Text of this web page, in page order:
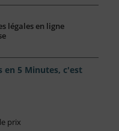
légales en ligne
en 5 Minutes, c'est
prix